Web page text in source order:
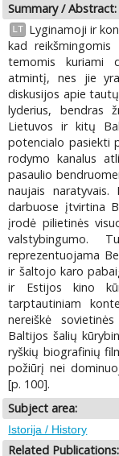
Summary / Abstract:
LT
Lyginamoji ir
kad
temomis kuriami
atmintį, nes jie
diskusijos apie
lyderius, bendras
Lietuvos ir kitų
potencialo pasiekti
rodymo kanalus
pasaulio
naujais
darbuose įtvirtina
įrodė pilietinės
valstybingumo.
reprezentuojama
ir šaltojo karo
ir Estijos kino
tarptautiniam
nereiškė
Baltijos šalių
ryškių biografinių
požiūrį nei
[p. 100].
Subject area:
Istorija / History
Related Publications: